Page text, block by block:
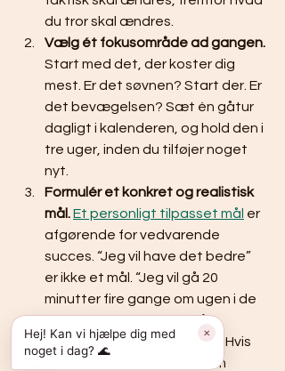
du tror skal ændres.
Vælg ét fokusområde ad gangen.
Start med det, der koster dig
mest. Er det søvnen? Start der. Er
det bevægelsen? Sæt én gåtur
dagligt i kalenderen, og hold den i
tre uger, inden du tilføjer noget
nyt.
Formulér et konkret og realistisk
mål.Et personligt tilpasset mål er
afgørende for vedvarende
succes. “Jeg vil have det bedre”
er ikke et mål. “Jeg vil gå 20
minutter fire gange om ugen i de
næste fire uger” er et mål.
Byg på eksisterende vaner.
Hvis
du allerede drikker kaffe om
Hej! Kan vi hjælpe dig med
noget i dag? 🌊
✕